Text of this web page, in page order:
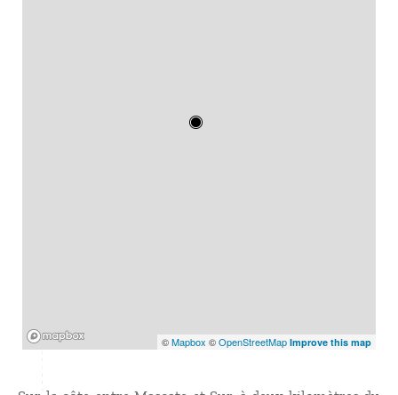
©Mapbox ©OpenStreetMap Improve this map